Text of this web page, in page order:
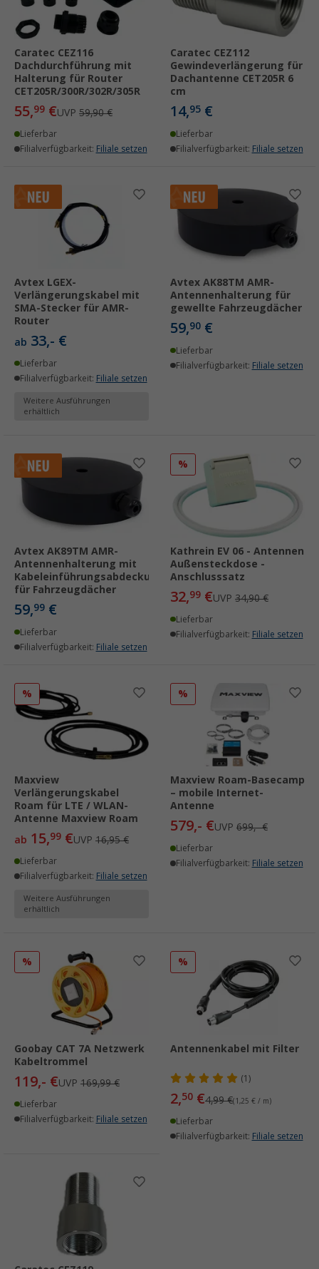
Caratec CEZ116
Dachdurchführung mit
Halterung für Router
CET205R/300R/302R/305R
55,99 €UVP 59,90 €
Lieferbar
Filialverfügbarkeit: Filiale setzen
Caratec CEZ112
Gewindeverlängerung für
Dachantenne CET205R 6
cm
14,95 €
Lieferbar
Filialverfügbarkeit: Filiale setzen
Avtex LGEX-
Verlängerungskabel mit
SMA-Stecker für AMR-
Router
ab 33,- €
Lieferbar
Filialverfügbarkeit: Filiale setzen
Weitere Ausführungen
erhältlich
Avtex AK88TM AMR-
Antennenhalterung für
gewellte Fahrzeugdächer
59,90 €
Lieferbar
Filialverfügbarkeit: Filiale setzen
Avtex AK89TM AMR-
Antennenhalterung mit
Kabeleinführungsabdeckung
für Fahrzeugdächer
59,99 €
Lieferbar
Filialverfügbarkeit: Filiale setzen
%
Kathrein EV 06 - Antennen
Außensteckdose -
Anschlusssatz
32,99 €UVP 34,90 €
Lieferbar
Filialverfügbarkeit: Filiale setzen
%
Maxview
Verlängerungskabel
Roam für LTE / WLAN-
Antenne Maxview Roam
ab 15,99 €UVP 16,95 €
Lieferbar
Filialverfügbarkeit: Filiale setzen
Weitere Ausführungen
erhältlich
%
Maxview Roam-Basecamp
– mobile Internet-
Antenne
579,- €UVP 699,- €
Lieferbar
Filialverfügbarkeit: Filiale setzen
%
Goobay CAT 7A Netzwerk
Kabeltrommel
119,- €UVP 169,99 €
Lieferbar
Filialverfügbarkeit: Filiale setzen
%
Antennenkabel mit Filter
(1)
2,50 €4,99 €(1,25 € / m)
Lieferbar
Filialverfügbarkeit: Filiale setzen